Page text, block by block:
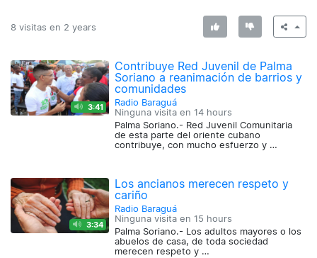
8 visitas en 2 years
3:41
Contribuye Red Juvenil de Palma
Soriano a reanimación de barrios y
comunidades
Radio Baraguá
Ninguna visita en 14 hours
Palma Soriano.- Red Juvenil Comunitaria
de esta parte del oriente cubano
contribuye, con mucho esfuerzo y …
3:34
Los ancianos merecen respeto y
cariño
Radio Baraguá
Ninguna visita en 15 hours
Palma Soriano.- Los adultos mayores o los
abuelos de casa, de toda sociedad
merecen respeto y …